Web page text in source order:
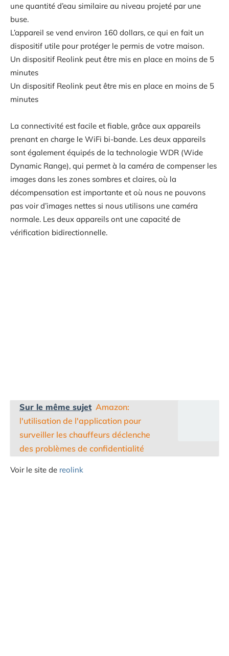
une quantité d’eau similaire au niveau projeté par une
buse.
L’appareil se vend environ 160 dollars, ce qui en fait un
dispositif utile pour protéger le permis de votre maison.
Un dispositif Reolink peut être mis en place en moins de 5
minutes
Un dispositif Reolink peut être mis en place en moins de 5
minutes
La connectivité est facile et fiable, grâce aux appareils
prenant en charge le WiFi bi-bande. Les deux appareils
sont également équipés de la technologie WDR (Wide
Dynamic Range), qui permet à la caméra de compenser les
images dans les zones sombres et claires, où la
décompensation est importante et où nous ne pouvons
pas voir d’images nettes si nous utilisons une caméra
normale. Les deux appareils ont une capacité de
vérification bidirectionnelle.
Sur le même sujet Amazon:
l'utilisation de l'application pour
surveiller les chauffeurs déclenche
des problèmes de confidentialité
Voir le site de reolink